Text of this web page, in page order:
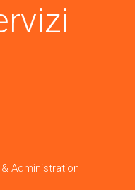
Administration